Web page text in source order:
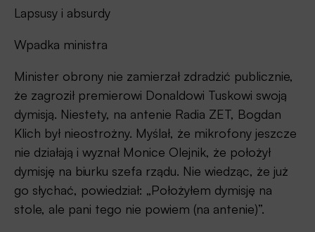
Lapsusy i absurdy
Wpadka ministra
Minister obrony nie zamierzał zdradzić publicznie,
że zagroził premierowi Donaldowi Tuskowi swoją
dymisją. Niestety, na antenie Radia ZET, Bogdan
Klich był nieostrożny. Myślał, że mikrofony jeszcze
nie działają i wyznał Monice Olejnik, że położył
dymisję na biurku szefa rządu. Nie wiedząc, że już
go słychać, powiedział: „Położyłem dymisję na
stole, ale pani tego nie powiem (na antenie)”.